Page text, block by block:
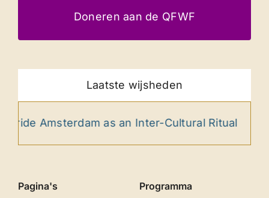
Doneren aan de QFWF
Laatste wijsheden
as an Inter-Cultural Ritual Amor Fati
Pagina's Programma